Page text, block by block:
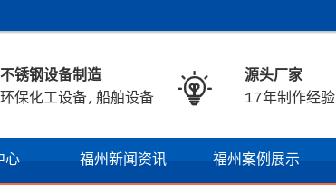
不锈钢设备制造
环保化工设备,船舶设备

源头厂家
17年制作经验
心 福州新闻资讯 福州案例展示